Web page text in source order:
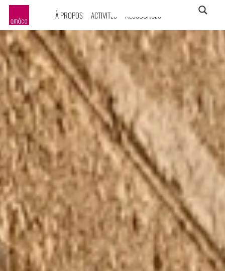
À PROPOS ACTIVITÉS RESSOURCES